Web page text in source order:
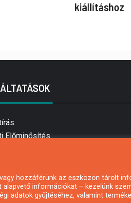
kiállításhoz
Előminősítés
pályázatírás
magánszemélyeknek
hozzáférünk az eszközön tárolt
információkat – kezelünk
adatok gyűjtéséhez, valamint